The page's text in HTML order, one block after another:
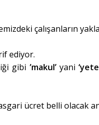
çalışanların
ediyor.
gibi ’makul’yani
ücret belli olacak